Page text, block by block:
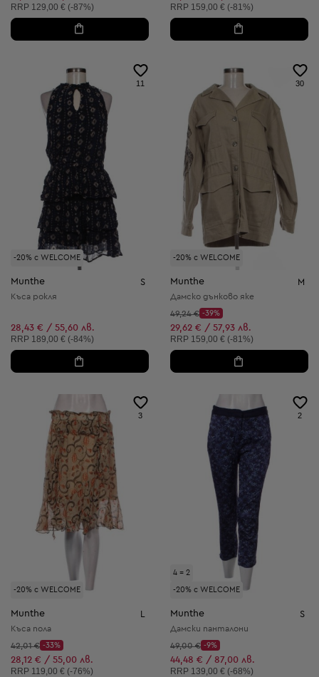
Препоръчителна цена:
RRP 129,00 € (-87%) Препоръчителна цена:
RRP 159,00 € (-81%)
-20% с WELCOME
11
Munthe S
Къса рокля
28,43 € / 55,60 лв.
Препоръчителна цена:
RRP 189,00 € (-84%)
-20% с WELCOME
30
Munthe M
Дамско дънково яке
Начална цена:
49,24 €
Discount Price:
-39%
Намалена цена:
29,62 € / 57,93 лв.
Препоръчителна цена:
RRP 159,00 € (-81%)
-20% с WELCOME
3
Munthe L
Къса пола
Начална цена:
42,01 €
Discount Price:
-33%
Намалена цена:
28,12 € / 55,00 лв.
Препоръчителна цена:
RRP 119,00 € (-76%)
4 = 2
-20% с WELCOME
2
Munthe S
Дамски панталони
Начална цена:
49,00 €
Discount Price:
-9%
Намалена цена:
44,48 € / 87,00 лв.
Препоръчителна цена:
RRP 139,00 € (-68%)